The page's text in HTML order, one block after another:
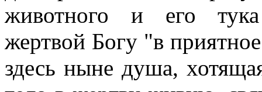
животного и его тука
жертвой Богу "в
здесь ныне душа,